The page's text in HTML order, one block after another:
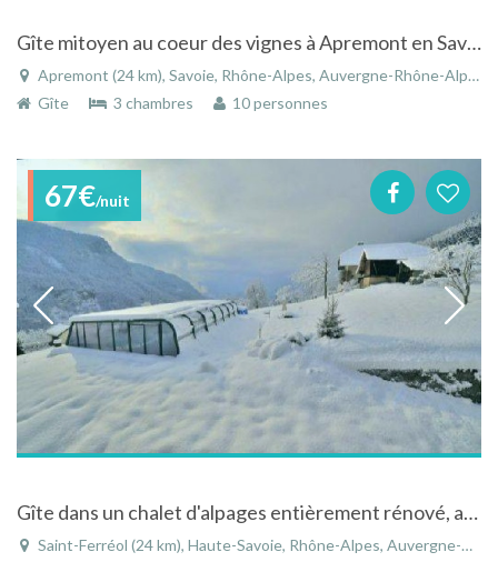
Gîte mitoyen au coeur des vignes à Apremont en Savoie - Rhône-Alpes
Apremont (24 km), Savoie, Rhône-Alpes, Auvergne-Rhône-Alpes, France
Gîte
3 chambres 10 personnes
67€/nuit
Gîte dans un chalet d'alpages entièrement rénové, avec piscine et spa
Saint-Ferréol (24 km), Haute-Savoie, Rhône-Alpes, Auvergne-Rhône-Alpes, France